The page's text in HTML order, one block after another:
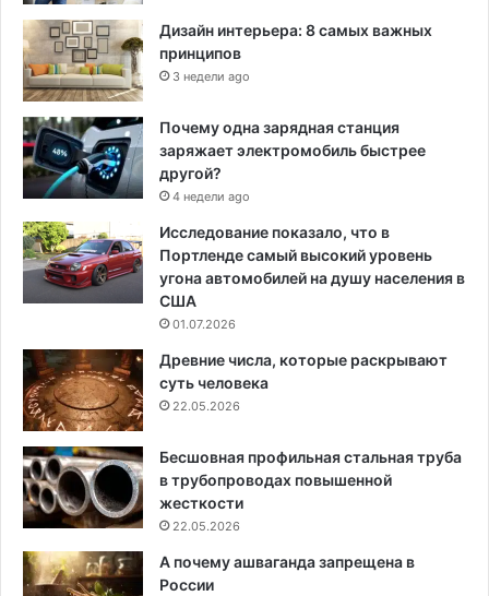
Дизайн интерьера: 8 самых важных
принципов
3 недели ago
Почему одна зарядная станция
заряжает электромобиль быстрее
другой?
4 недели ago
Исследование показало, что в
Портленде самый высокий уровень
угона автомобилей на душу населения в
США
01.07.2026
Древние числа, которые раскрывают
суть человека
22.05.2026
Бесшовная профильная стальная труба
в трубопроводах повышенной
жесткости
22.05.2026
А почему ашваганда запрещена в
России